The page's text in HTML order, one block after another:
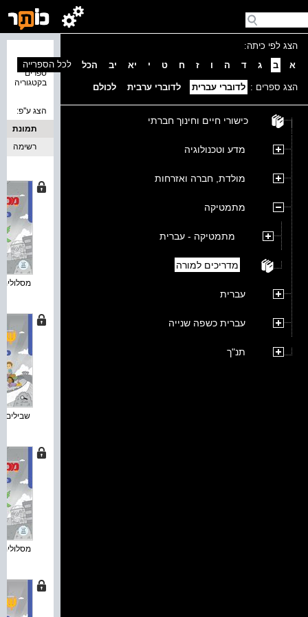
הצג לפי כיתה:
א
ב ג ד ה ו ז ח ט י יא יב הכל
הצג ספרים : לדוברי עברית לדוברי ערבית לכולם
כישורי חיים וחינוך חברתי
מדע וטכנולוגיה
מולדת, חברה ואזרחות
מתמטיקה
מתמטיקה - עברית
מדריכים למורה
עברית
עברית כשפה שנייה
תנ"ך
ספרים
בקטגוריה
לכל הספרייה
הצג ע''פ:
תמונת
כריכה
רשימה
שבילים